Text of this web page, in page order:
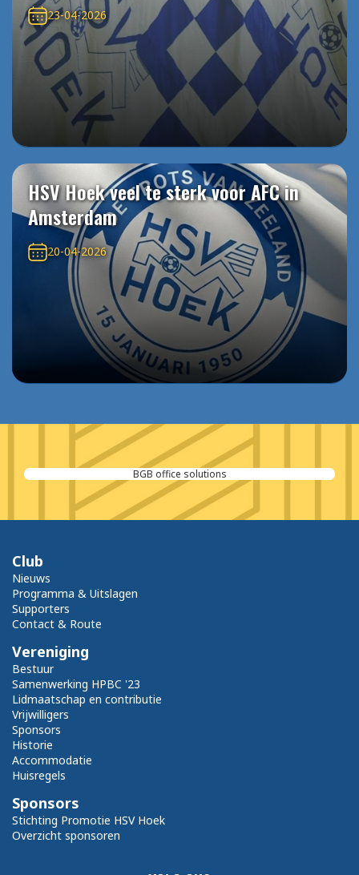
23-04-2026
HSV Hoek veel te sterk voor AFC in
Amsterdam
20-04-2026
BGB office solutions
Club
Nieuws
Programma & Uitslagen
Supporters
Contact & Route
Vereniging
Bestuur
Samenwerking HPBC '23
Lidmaatschap en contributie
Vrijwilligers
Sponsors
Historie
Accommodatie
Huisregels
Sponsors
Stichting Promotie HSV Hoek
Overzicht sponsoren